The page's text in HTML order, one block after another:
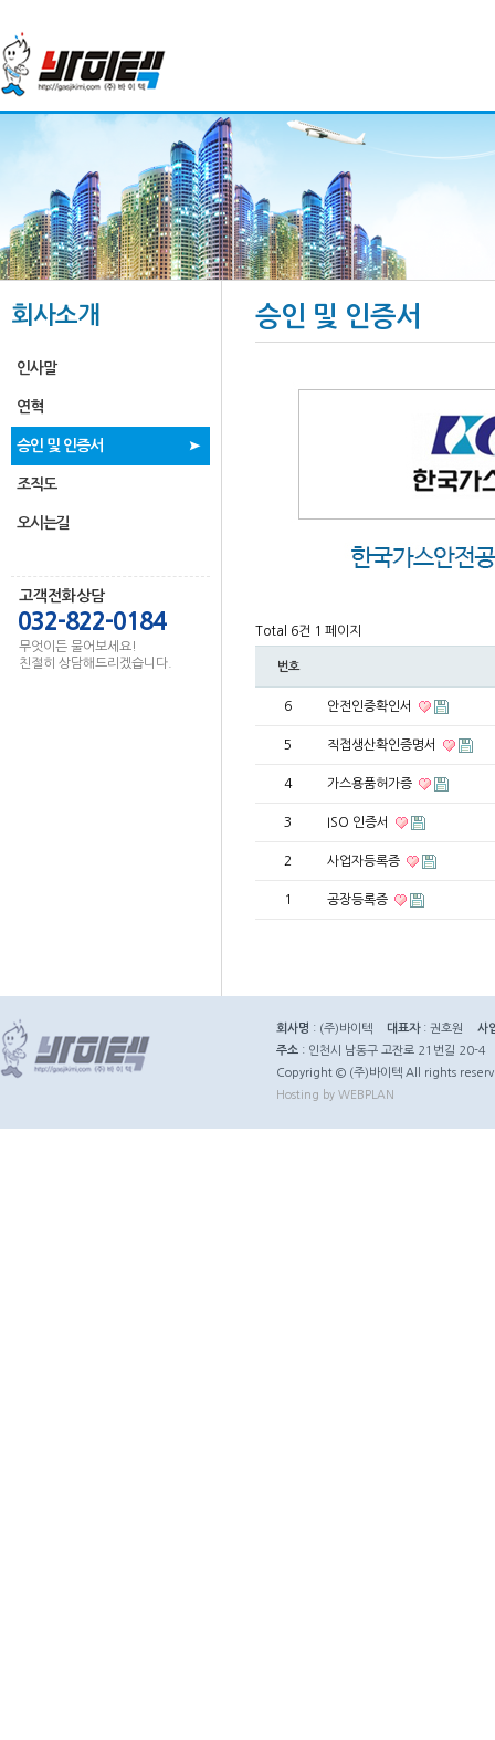
회사소개
인사말
연혁
승인 및 인증서
조직도
오시는길
고객전화상담
032-822-0184
무엇이든 물어보세요!
친절히 상담해드리겠습니다.
승인 및 인증서
Total 6건 1 페이지
번호
6 안전인증확인서
5 직접생산확인증명서
4 가스용품허가증
3 ISO 인증서
2 사업자등록증
1 공장등록증
회사명 : (주)바이텍 대표자: 권호원
사
주소 : 인천시 남동구 고잔로 21번길 20-4
Copyright © (주)바이텍 All rights
Hosting by WEBPLAN